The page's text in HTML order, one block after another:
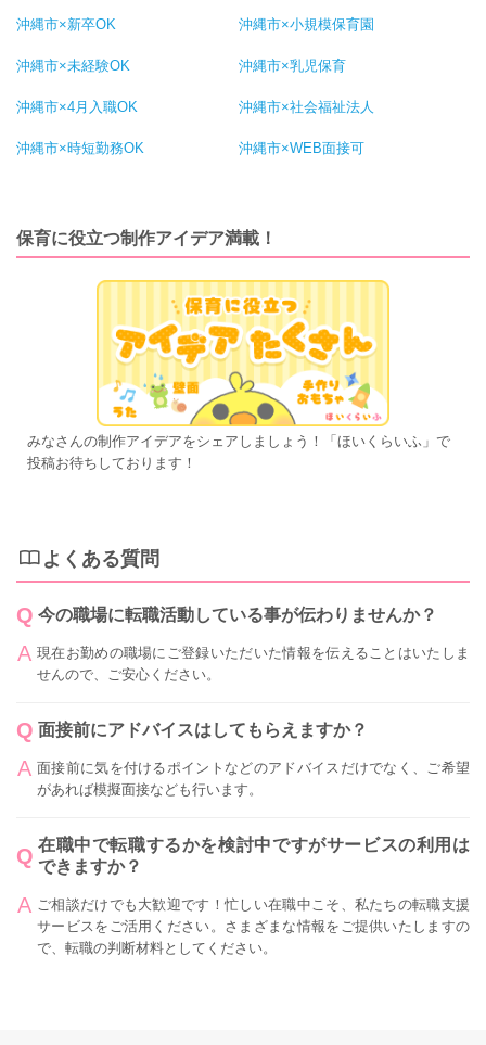
沖縄市×新卒OK 沖縄市×小規模保育園
沖縄市×未経験OK 沖縄市×乳児保育
沖縄市×4月入職OK 沖縄市×社会福祉法人
沖縄市×時短勤務OK 沖縄市×WEB面接可
保育に役立つ制作アイデア満載！
みなさんの制作アイデアをシェアしましょう！「ほいくらいふ」で
投稿お待ちしております！
よくある質問
今の職場に転職活動している事が伝わりませんか？
現在お勤めの職場にご登録いただいた情報を伝えることはいたしま
せんので、ご安心ください。
面接前にアドバイスはしてもらえますか？
面接前に気を付けるポイントなどのアドバイスだけでなく、ご希望
があれば模擬面接なども行います。
在職中で転職するかを検討中ですがサービスの利用は
できますか？
ご相談だけでも大歓迎です！忙しい在職中こそ、私たちの転職支援
サービスをご活用ください。さまざまな情報をご提供いたしますの
で、転職の判断材料としてください。